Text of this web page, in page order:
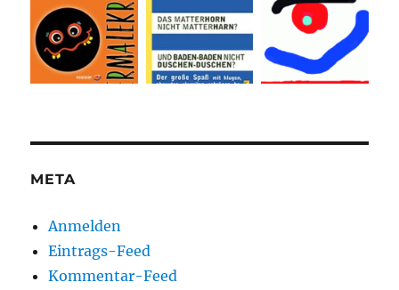
META
Anmelden
Eintrags-Feed
Kommentar-Feed